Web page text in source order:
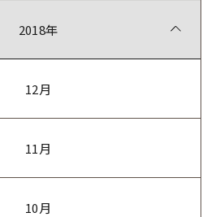
2018年
12月
11月
10月